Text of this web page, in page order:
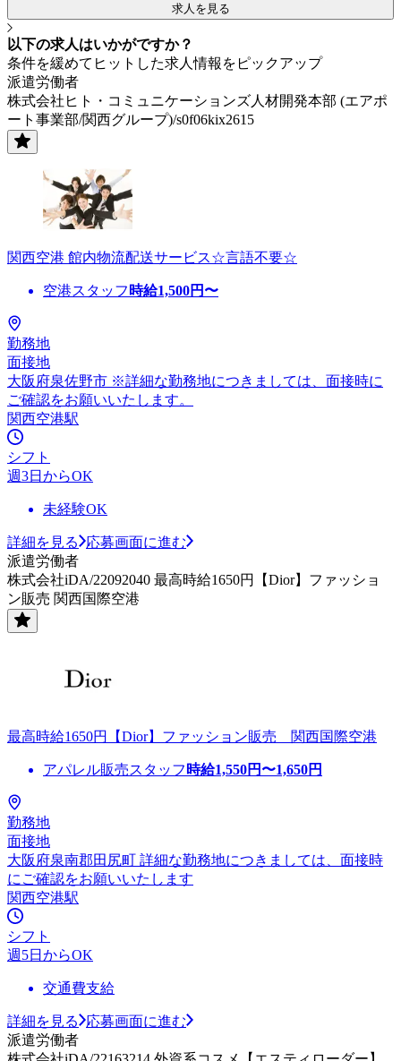
求人を見る
以下の求人はいかがですか？
条件を緩めてヒットした求人情報をピックアップ
派遣労働者
株式会社ヒト・コミュニケーションズ人材開発本部 (エアポ
ート事業部/関西グループ)/s0f06kix2615
関西空港 館内物流配送サービス☆言語不要☆
空港スタッフ 時給1,500円〜
勤務地
面接地
大阪府泉佐野市 ※詳細な勤務地につきましては、面接時に
ご確認をお願いいたします。
関西空港駅
シフト
週3日からOK
未経験OK
詳細を見る
応募画面に進む
派遣労働者
株式会社iDA/22092040 最高時給1650円【Dior】ファッショ
ン販売 関西国際空港
最高時給1650円【Dior】ファッション販売 関西国際空港
アパレル販売スタッフ 時給1,550円〜1,650円
勤務地
面接地
大阪府泉南郡田尻町 詳細な勤務地につきましては、面接時
にご確認をお願いいたします
関西空港駅
シフト
週5日からOK
交通費支給
詳細を見る
応募画面に進む
派遣労働者